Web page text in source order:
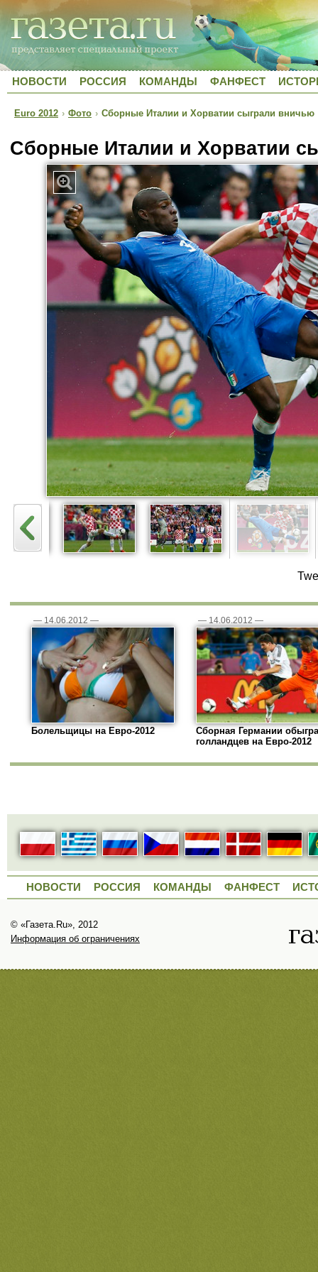
НОВОСТИ РОССИЯ КОМАНДЫ ФАНФЕСТ
Euro 2012 › Фото › Сборные Италии и Хорватии сыграли вничью
Сборные Италии и Хорватии
— 14.06.2012 —
Болельщицы на Евро-2012
— 14.06.2012 —
Сборная Германии
голландцев на Евро-2012
НОВОСТИ РОССИЯ КОМАНДЫ ФАНФЕСТ
© «Газета.Ru», 2012
Информация об ограничениях